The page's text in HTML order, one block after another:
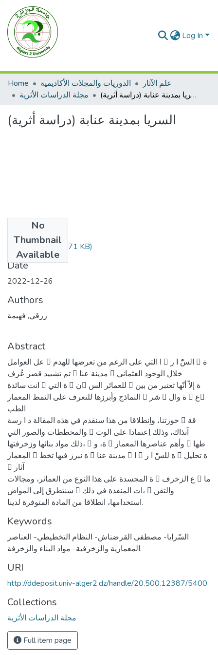
Log In
Home الدوريات والمجلات الأكاديمية
علم الآثار
مجلة الدراسات الأثرية
السريا بمدينة عنابة (دراسة أثرية)
السريا بمدينة عنابة (دراسة أثرية)
No
Thumbnail
Available
12رزقي.pdf(556.71 KB)
Date
2022-12-26
Authors
رزقي, فهيمة
Abstract
عل العوامل 􀇼 ا التي على الرغم من تعرضها للهدم 􀇽 السّْ ا ر 􀇼 ة
تم تشیید قصر عُرف 􀇼 مدینة عنا 􀇼 خلال الوجود العثماني
انت سائدة 􀈞 ة التي 􀇽 ن􀈞 للعمائر الس 􀈑 ة إلاّ أنّها تعتبر من بین
النماذج وأبرزها للتعرف على النمط المعمار 􀈄 شر 􀇼 ة وال 􀇽 ع􀇽
الطب
حوزتنا، واِنطلاقا من هذا سنقدم في هذه المقالة د ا رسة 􀇼 قة
والمخططات والصور التي 􀇽 آنذاك، وذلك اِعتمادا على الوث
ذلك مواد بنائها وزخرفتها، 􀈞 ة، و 􀈄 وأهم عناصرها المعمار 􀈑 طها
المعمار 􀇽 ة نبرز فیها تخط 􀇼 مدینة عنا 􀇼 ا 􀇽 ة للسّْ ا ر 􀇽 ة تحلیل
􀈄 آثار
ة المجسدة على هذا النوع من العمائر، ومجالات 􀇽 ع الزخرف 􀇽 ما
سنتطرق إلى المواض 􀈞 ات المنفذة في ذلك، 􀇽 والتقن
استخدامها، انطلاقا من المادة المتوفرة لدینا.
Keywords
السّرایا- مصطفى القرضناش- النظام التخطیطي- العناصر
المعماریة والزخرفیة- مواد البناء والزخرفة.
URI
http://ddeposit.univ-alger2.dz/handle/20.500.12387/5400
Collections
مجلة الدراسات الأثرية
Full item page